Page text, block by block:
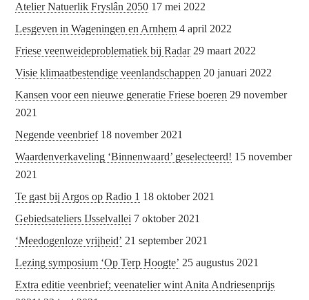
Atelier Natuerlik Fryslân 2050 17 mei 2022
Lesgeven in Wageningen en Arnhem 4 april 2022
Friese veenweideproblematiek bij Radar 29 maart 2022
Visie klimaatbestendige veenlandschappen 20 januari 2022
Kansen voor een nieuwe generatie Friese boeren 29 november
2021
Negende veenbrief 18 november 2021
Waardenverkaveling ‘Binnenwaard’ geselecteerd! 15 november
2021
Te gast bij Argos op Radio 1 18 oktober 2021
Gebiedsateliers IJsselvallei 7 oktober 2021
‘Meedogenloze vrijheid’ 21 september 2021
Lezing symposium ‘Op Terp Hoogte’ 25 augustus 2021
Extra editie veenbrief; veenatelier wint Anita Andriesenprijs